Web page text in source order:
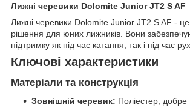
Лижні черевики Dolomite Junior JT2 S AF
Лижні черевики Dolomite Junior JT2 S AF - це
рішення для юних лижників. Вони
підтримку як під час катання, так і під час
Ключові характеристики
Матеріали та конструкція
Зовнішній черевик: Поліестер, добре